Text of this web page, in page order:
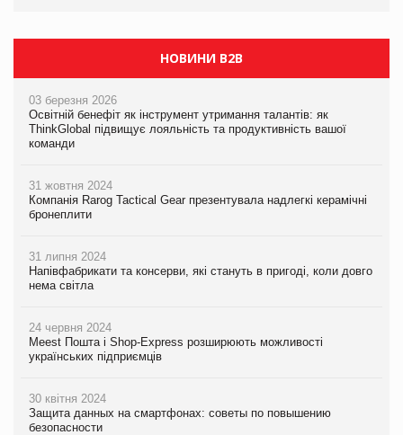
НОВИНИ B2B
03 березня 2026
Освітній бенефіт як інструмент утримання талантів: як
ThinkGlobal підвищує лояльність та продуктивність вашої
команди
31 жовтня 2024
Компанія Rarog Tactical Gear презентувала надлегкі керамічні
бронеплити
31 липня 2024
Напівфабрикати та консерви, які стануть в пригоді, коли довго
нема світла
24 червня 2024
Meest Пошта і Shop-Express розширюють можливості
українських підприємців
30 квітня 2024
Защита данных на смартфонах: советы по повышению
безопасности